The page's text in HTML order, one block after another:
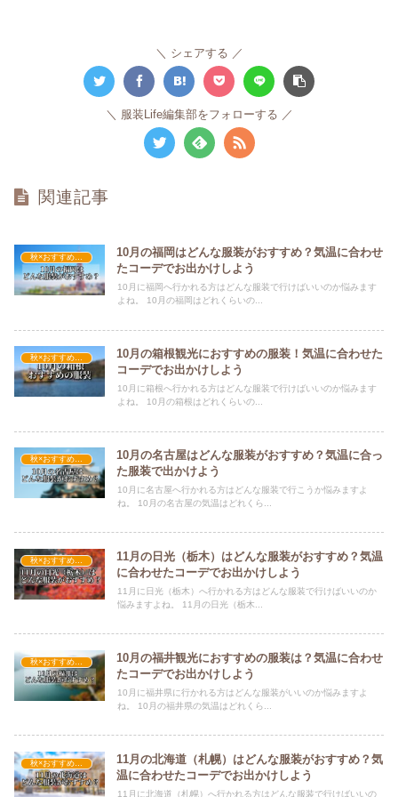
シェアする
服装Life編集部をフォローする
関連記事
10月の福岡はどんな服装がおすすめ？気温に合わせ
たコーデでお出かけしよう
10月に福岡へ行かれる方はどんな服装で行けばいいのか悩みます
よね。 10月の福岡はどれくらいの...
秋×おすすめの服装
10月の箱根観光におすすめの服装！気温に合わせた
コーデでお出かけしよう
10月に箱根へ行かれる方はどんな服装で行けばいいのか悩みます
よね。 10月の箱根はどれくらいの...
秋×おすすめの服装
10月の名古屋はどんな服装がおすすめ？気温に合っ
た服装で出かけよう
10月に名古屋へ行かれる方はどんな服装で行こうか悩みますよ
ね。 10月の名古屋の気温はどれくら...
秋×おすすめの服装
11月の日光（栃木）はどんな服装がおすすめ？気温
に合わせたコーデでお出かけしよう
11月に日光（栃木）へ行かれる方はどんな服装で行けばいいのか
悩みますよね。 11月の日光（栃木...
秋×おすすめの服装
10月の福井観光におすすめの服装は？気温に合わせ
たコーデでお出かけしよう
10月に福井県に行かれる方はどんな服装がいいのか悩みますよ
ね。 10月の福井県の気温はどれくら...
秋×おすすめの服装
11月の北海道（札幌）はどんな服装がおすすめ？気
温に合わせたコーデでお出かけしよう
11月に北海道（札幌）へ行かれる方はどんな服装で行けばいいの